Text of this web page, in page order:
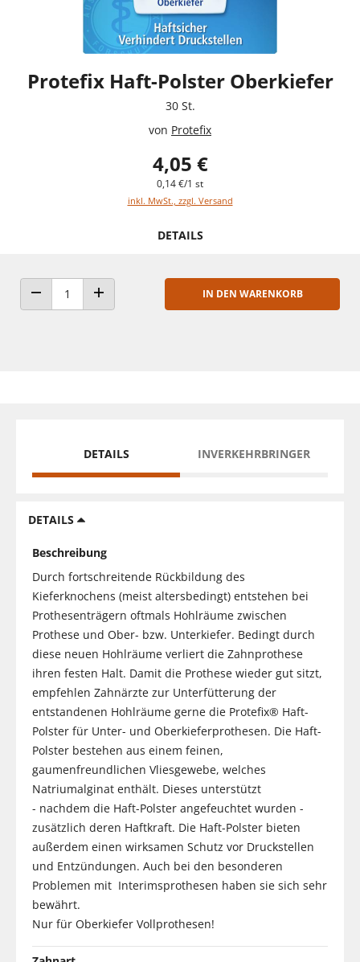
Protefix Haft-Polster Oberkiefer
30 St.
von Protefix
4,05 €
0,14 €/1 st
inkl. MwSt., zzgl. Versand
DETAILS
ANZAHL VERRINGERNANZAHL ERHÖHEN
IN DEN WARENKORB
DETAILS INVERKEHRBRINGER
DETAILS
Beschreibung
Durch fortschreitende Rückbildung des
Kieferknochens (meist altersbedingt) entstehen bei
Prothesenträgern oftmals Hohlräume zwischen
Prothese und Ober- bzw. Unterkiefer. Bedingt durch
diese neuen Hohlräume verliert die Zahnprothese
ihren festen Halt. Damit die Prothese wieder gut sitzt,
empfehlen Zahnärzte zur Unterfütterung der
entstandenen Hohlräume gerne die Protefix® Haft-
Polster für Unter- und Oberkieferprothesen. Die Haft-
Polster bestehen aus einem feinen,
gaumenfreundlichen Vliesgewebe, welches
Natriumalginat enthält. Dieses unterstützt
- nachdem die Haft-Polster angefeuchtet wurden -
zusätzlich deren Haftkraft. Die Haft-Polster bieten
außerdem einen wirksamen Schutz vor Druckstellen
und Entzündungen. Auch bei den besonderen
Problemen mit Interimsprothesen haben sie sich sehr
bewährt.
Nur für Oberkiefer Vollprothesen!